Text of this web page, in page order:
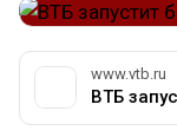
www.vtb.ru
ВТБ